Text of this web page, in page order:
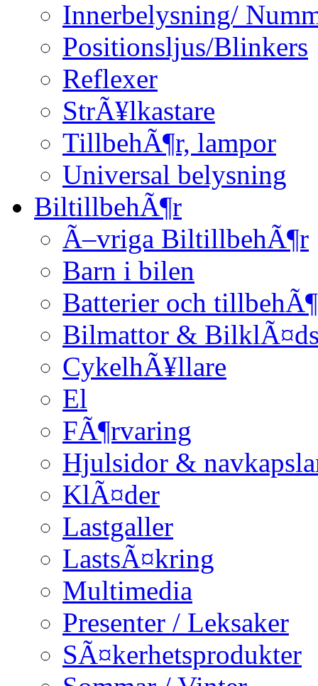
Innerbelysning/
Positionsljus/Blinkers
Reflexer
StrÃ¥lkastare
TillbehÃ¶r, lampor
Universal belysning
BiltillbehÃ¶r
Ã–vriga BiltillbehÃ¶r
Barn i bilen
Batterier och
Bilmattor &
CykelhÃ¥llare
El
FÃ¶rvaring
Hjulsidor &
KlÃ¤der
Lastgaller
LastsÃ¤kring
Multimedia
Presenter / Leksaker
SÃ¤kerhetsprodukter